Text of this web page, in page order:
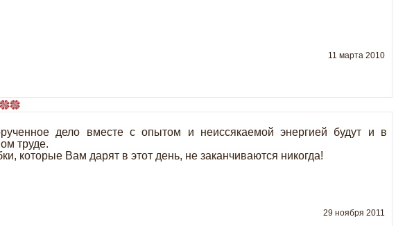
11 марта 2010
дело вместе с опытом и неиссякаемой энергией будут и в
труде.
которые Вам дарят в этот день, не заканчиваются никогда!
29 ноября 2011